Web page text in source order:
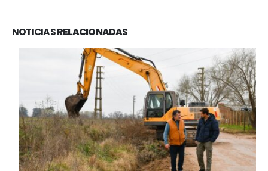
NOTICIASRELACIONADAS